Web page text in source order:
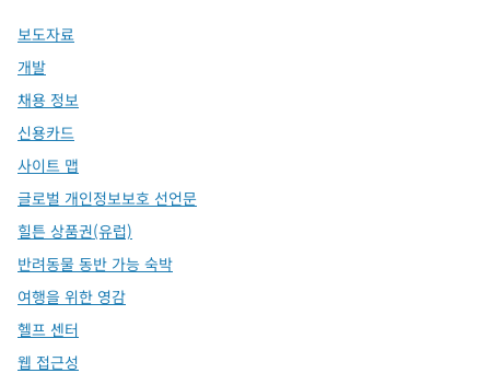
보도자료
개발
채용 정보
신용카드
사이트 맵
글로벌 개인정보보호 선언문
힐튼 상품권(유럽)
반려동물 동반 가능 숙박
여행을 위한 영감
헬프 센터
웹 접근성